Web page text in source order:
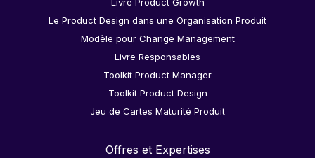
Livre Product Growth
Le Product Design dans une Organisation Produit
Modèle pour Change Management
Livre Responsables
Toolkit Product Manager
Toolkit Product Design
Jeu de Cartes Maturité Produit
Offres et Expertises